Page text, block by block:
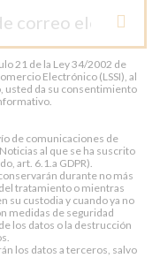
21 de la Ley 34/2002 de
Electrónico (LSSI), al
da su consentimiento
de comunicaciones de
al que se ha suscrito
art. 6.1.a GDPR).
durante no más
tratamiento o mientras
su custodia y cuando ya no
medidas de seguridad
los datos o la destrucción
los datos a terceros, salvo